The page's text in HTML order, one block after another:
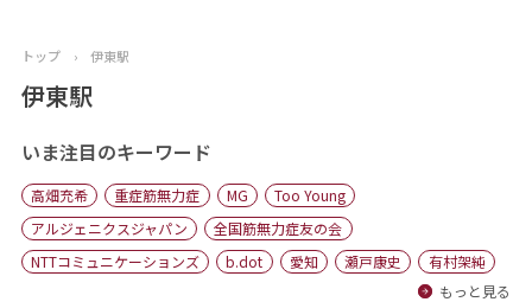
ニュース
おすすめコンテンツ
出版物
会社概要
トップ › 伊東駅
伊東駅
いま注目のキーワード
高畑充希 重症筋無力症 MG
Too Young
アルジェニクスジャパン
全国筋無力症友の会
NTTコミュニケーションズ
b.dot 愛知 瀬戸康史
有村架純
もっと見る